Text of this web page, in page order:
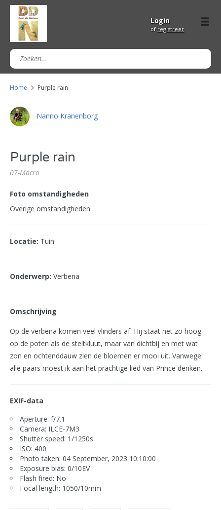
Login
of registreer
Home Purple rain
Nanno Kranenborg
Purple rain
07-Macro
Foto omstandigheden
Overige omstandigheden
Locatie: Tuin
Onderwerp: Verbena
Omschrijving
Op de verbena komen veel vlinders af. Hij staat net zo hoog
op de poten als de steltkluut, maar van dichtbij en met wat
zon en ochtenddauw zien de bloemen er mooi uit. Vanwege
alle paars moest ik aan het prachtige lied van Prince denken.
EXIF-data
Aperture: f/7.1
Camera: ILCE-7M3
Shutter speed: 1/1250s
ISO: 400
Photo taken: 04 September, 2023 10:10:00
Exposure bias: 0/10EV
Flash fired: No
Focal length: 1050/10mm